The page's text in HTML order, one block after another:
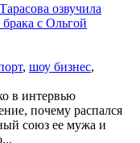
озвучила
с Ольгой
, шоу бизнес,
в интервью
почему распался
союз ее мужа и